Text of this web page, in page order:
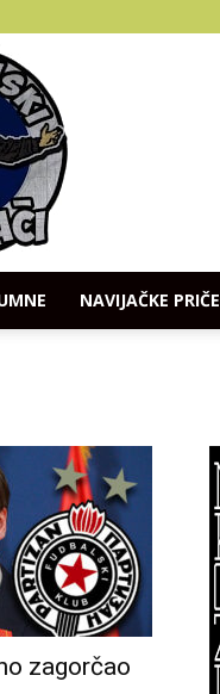
NAVIJAČKE PRIČE
zagorčao